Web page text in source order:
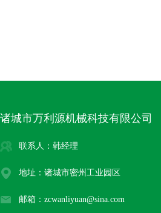
诸城市万利源机械科技有限公司
联系人：韩经理
地址：诸城市密州工业园区
邮箱：zcwanliyuan@sina.com